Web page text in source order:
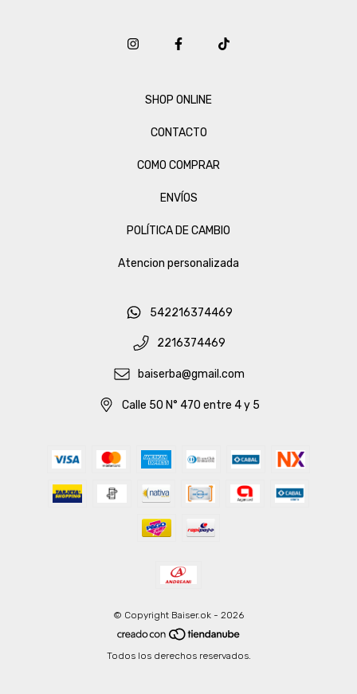
SHOP ONLINE
CONTACTO
COMO COMPRAR
ENVÍOS
POLÍTICA DE CAMBIO
Atencion personalizada
542216374469
2216374469
baiserba@gmail.com
Calle 50 N° 470 entre 4 y 5
© Copyright Baiser.ok - 2026
Todos los derechos reservados.